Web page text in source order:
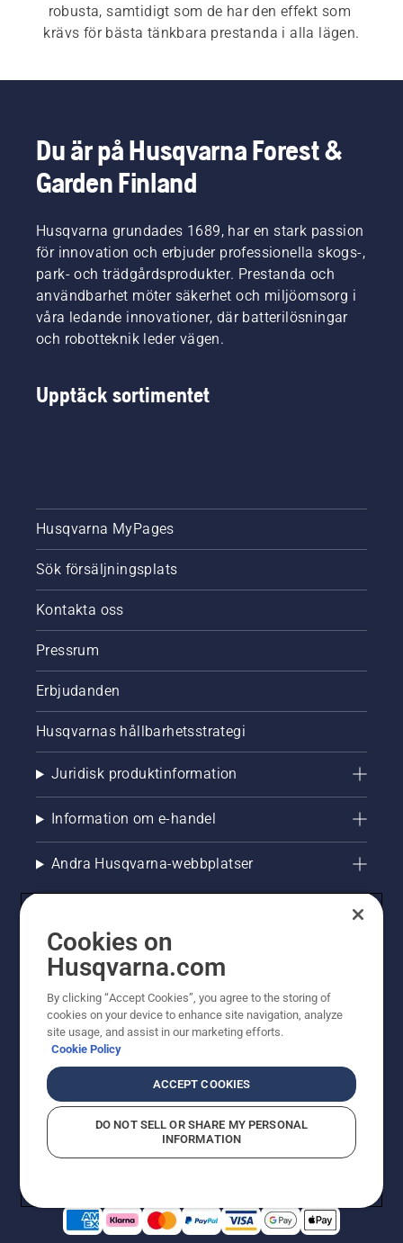
robusta, samtidigt som de har den effekt som
krävs för bästa tänkbara prestanda i alla lägen.
startar motorsågen genom att trycka på en knapp
eller dra i en lina.  Vårt breda sortiment omfattar
även våra professionella motorsågar
Du är på Husqvarna Forest &
Garden Finland
Husqvarna grundades 1689, har en stark passion
för innovation och erbjuder professionella skogs-,
park- och trädgårdsprodukter. Prestanda och
användbarhet möter säkerhet och miljöomsorg i
våra ledande innovationer, där batterilösningar
och robotteknik leder vägen.
Upptäck sortimentet
Husqvarna MyPages
Sök försäljningsplats
Kontakta oss
Pressrum
Erbjudanden
Husqvarnas hållbarhetsstrategi
Juridisk produktinformation
Information om e-handel
Andra Husqvarna-webbplatser
© Husqvarna AB (publ). All rights reserved. Priserna
som visas är rekommenderade cirkapriser. Alla angivna
priser är rekommenderade försäljningspriser (inkl.
moms) om inte produkten är tillgänglig för direkt köp.
CookiepolicyAnvändningsvillkor Sekretessmeddelande
Företagsinformation
Cookies on
Husqvarna.com
By clicking “Accept Cookies”, you agree to the storing of
cookies on your device to enhance site navigation, analyze
site usage, and assist in our marketing efforts.
Cookie Policy
ACCEPT COOKIES
DO NOT SELL OR SHARE MY PERSONAL
INFORMATION